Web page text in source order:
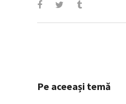
Pe aceeași temă